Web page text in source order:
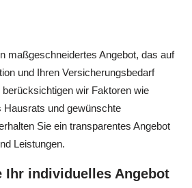
maßgeschneidertes Angebot, das auf
und Ihren Versicherungsbedarf
wir Faktoren wie
Hausrats und gewünschte
Sie ein transparentes Angebot
Leistungen.
Ihr individuelles Angebot